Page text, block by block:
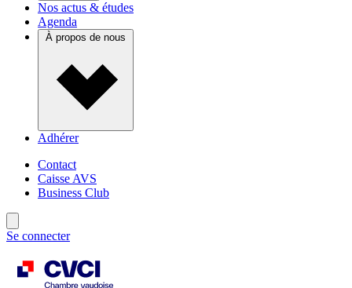
Nos actus & études
Agenda
À propos de nous
Adhérer
Contact
Caisse AVS
Business Club
Se connecter